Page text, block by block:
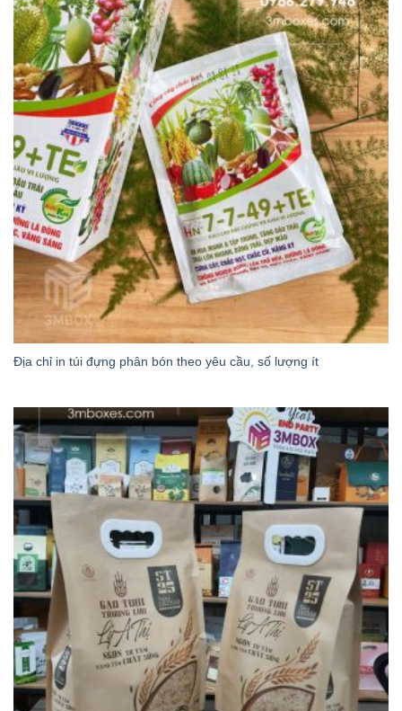
Địa chỉ in túi đựng phân bón theo yêu cầu, số lượng ít